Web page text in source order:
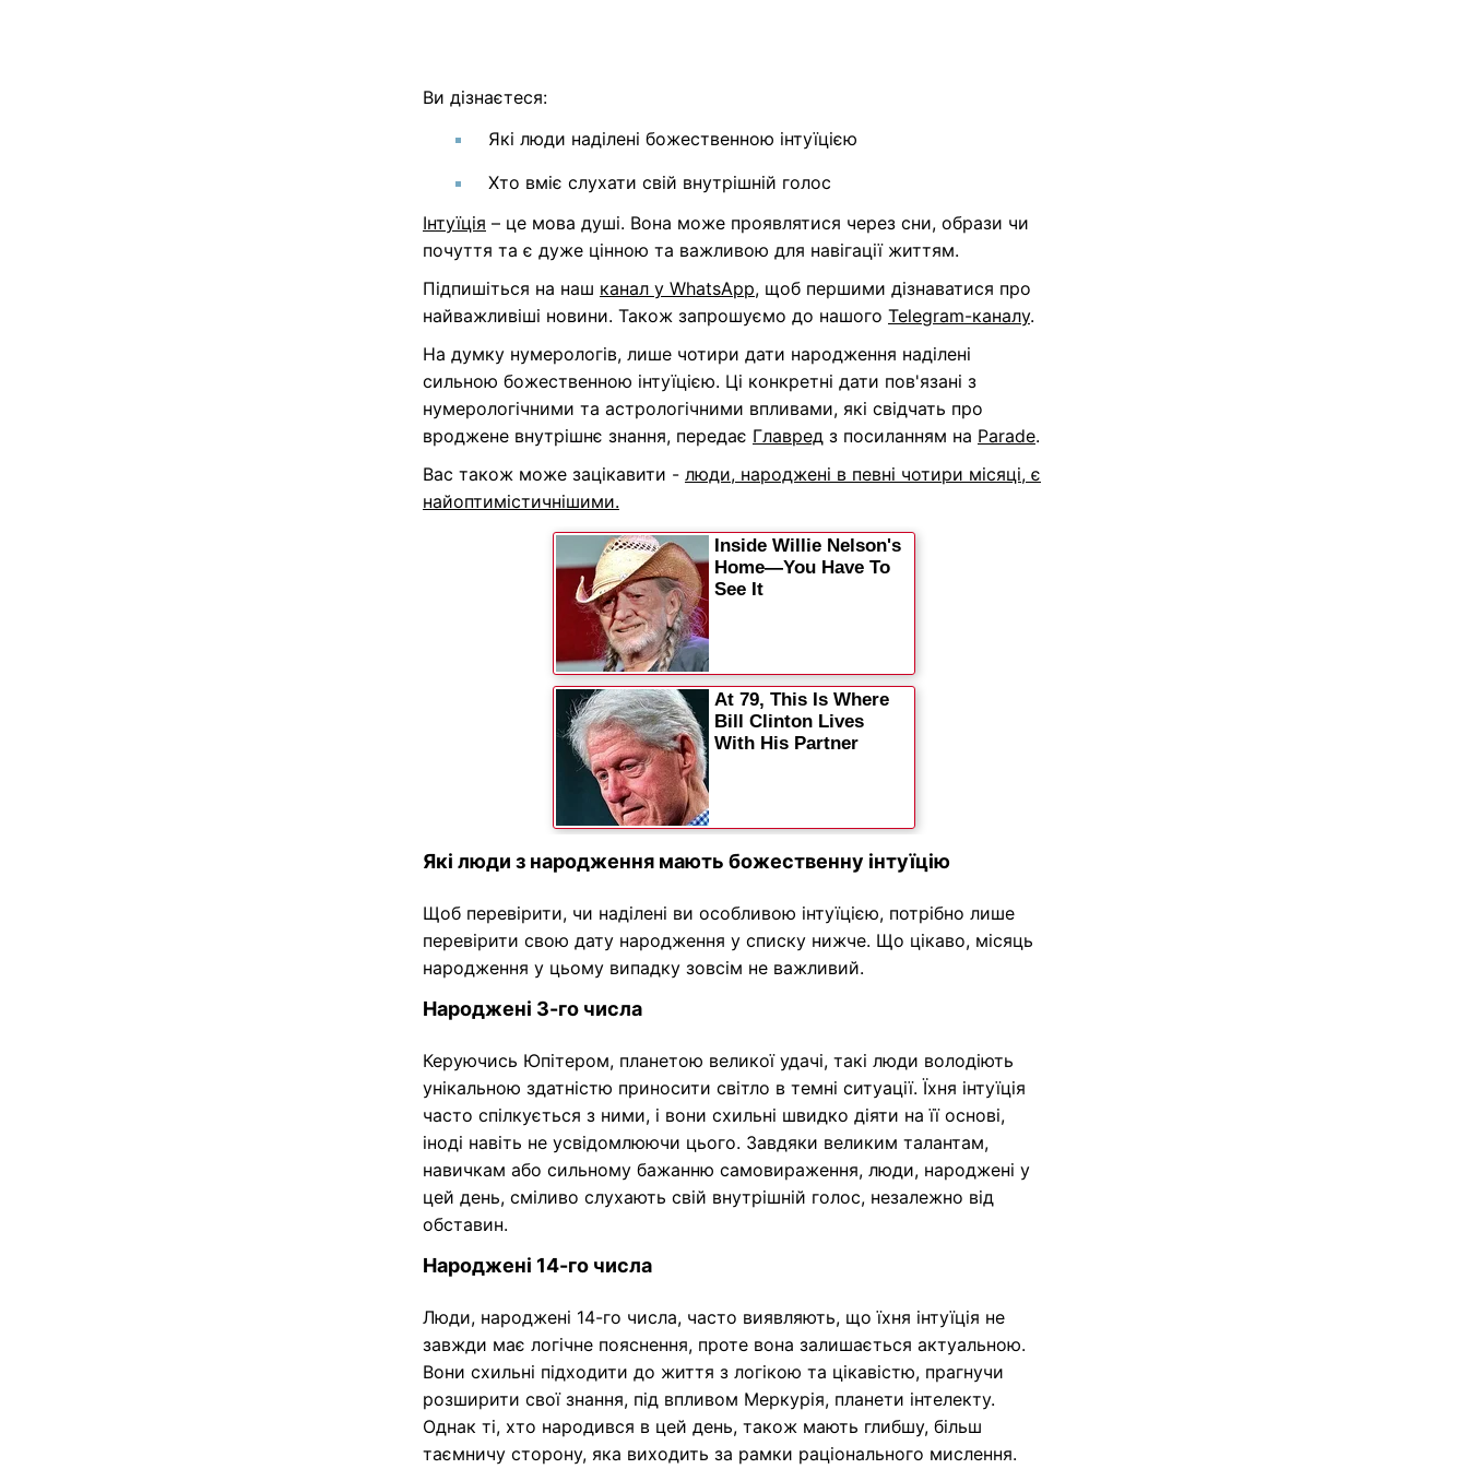
Ви дізнаєтеся:
Які люди наділені божественною інтуїцією
Хто вміє слухати свій внутрішній голос
Інтуїція – це мова душі. Вона може проявлятися через сни, образи чи
почуття та є дуже цінною та важливою для навігації життям.
Підпишіться на наш канал у WhatsApp, щоб першими дізнаватися про
найважливіші новини. Також запрошуємо до нашого Telegram-каналу.
На думку нумерологів, лише чотири дати народження наділені
сильною божественною інтуїцією. Ці конкретні дати пов'язані з
нумерологічними та астрологічними впливами, які свідчать про
вроджене внутрішнє знання, передає Главред з посиланням на Parade.
Вас також може зацікавити - люди, народжені в певні чотири місяці, є
найоптимістичнішими.
Які люди з народження мають божественну інтуїцію
Щоб перевірити, чи наділені ви особливою інтуїцією, потрібно лише
перевірити свою дату народження у списку нижче. Що цікаво, місяць
народження у цьому випадку зовсім не важливий.
Народжені 3-го числа
Керуючись Юпітером, планетою великої удачі, такі люди володіють
унікальною здатністю приносити світло в темні ситуації. Їхня інтуїція
часто спілкується з ними, і вони схильні швидко діяти на її основі,
іноді навіть не усвідомлюючи цього. Завдяки великим талантам,
навичкам або сильному бажанню самовираження, люди, народжені у
цей день, сміливо слухають свій внутрішній голос, незалежно від
обставин.
Народжені 14-го числа
Люди, народжені 14-го числа, часто виявляють, що їхня інтуїція не
завжди має логічне пояснення, проте вона залишається актуальною.
Вони схильні підходити до життя з логікою та цікавістю, прагнучи
розширити свої знання, під впливом Меркурія, планети інтелекту.
Однак ті, хто народився в цей день, також мають глибшу, більш
таємничу сторону, яка виходить за рамки раціонального мислення.